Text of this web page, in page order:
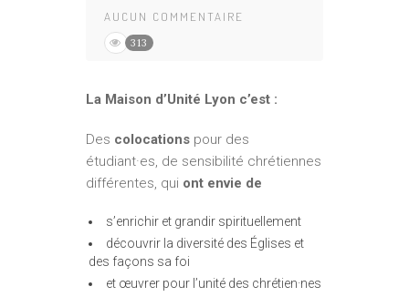
AUCUN COMMENTAIRE
313
La Maison d’Unité Lyon c’est :
Des colocations pour des
étudiant·es, de sensibilité chrétiennes
différentes, qui ont envie de
s’enrichir et grandir spirituellement
découvrir la diversité des Églises et
des façons sa foi
et œuvrer pour l’unité des chrétien·nes